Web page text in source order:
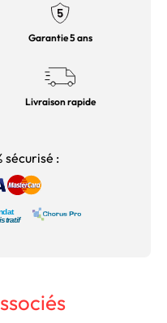
Garantie 5 ans
Livraison rapide
sécurisé :